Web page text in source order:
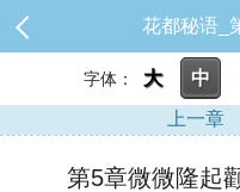
花都秘语_
字体： 大 中
上一章
第5章微微隆起颧